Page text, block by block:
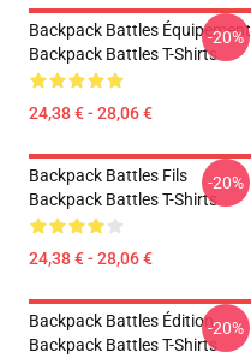
Backpack Battles Équipement
Backpack Battles T-Shirts
24,38 € - 28,06 €
-20%
Backpack Battles Fils
Backpack Battles T-Shirts
24,38 € - 28,06 €
-20%
Backpack Battles Édition
Backpack Battles T-Shirts
-20%